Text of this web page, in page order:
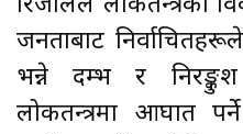
जनताबाट
भन्ने दम्भ र
लोकतन्त्रमा आघात